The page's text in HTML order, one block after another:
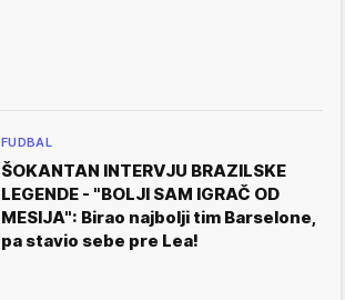
FUDBAL
ŠOKANTAN INTERVJU BRAZILSKE
LEGENDE - "BOLJI SAM IGRAČ OD
MESIJA": Birao najbolji tim Barselone,
pa stavio sebe pre Lea!